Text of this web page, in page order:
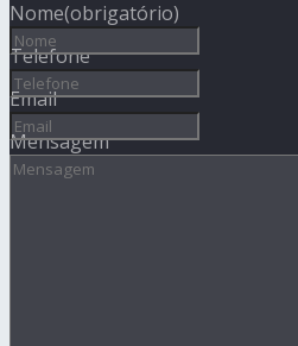
Nome(obrigatório)
Telefone
Email
Mensagem